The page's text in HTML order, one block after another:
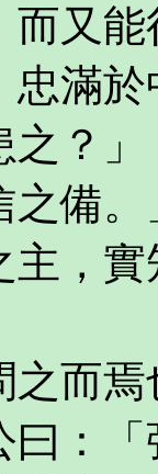
而又
忠滿
？」
之備。
主，
之而焉
曰：